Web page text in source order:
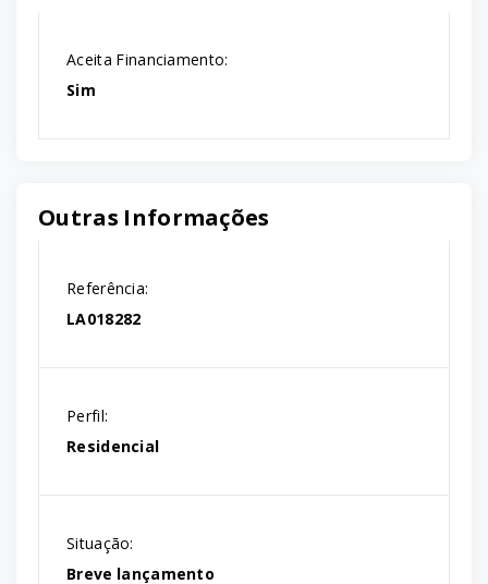
Aceita Financiamento:
Sim
Outras Informações
Referência:
LA018282
Perfil:
Residencial
Situação:
Breve lançamento